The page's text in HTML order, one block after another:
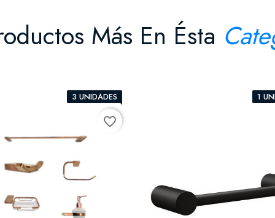
Más En Ésta
3 UNIDADES
favorite_border
1